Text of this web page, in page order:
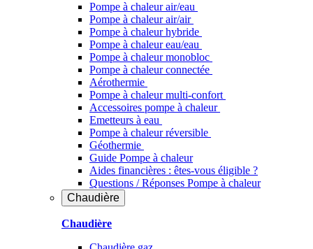
Pompe à chaleur air/eau
Pompe à chaleur air/air
Pompe à chaleur hybride
Pompe à chaleur​ eau/eau
Pompe à chaleur monobloc
Pompe à chaleur connectée
Aérothermie
Pompe à chaleur multi-confort
Accessoires pompe à chaleur
Emetteurs à eau
Pompe à chaleur réversible
Géothermie
Guide Pompe à chaleur
Aides financières : êtes-vous éligible ?
Questions / Réponses Pompe à chaleur
Chaudière
Chaudière